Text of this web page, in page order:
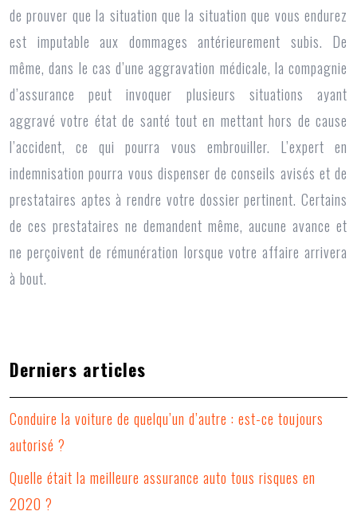
de prouver que la situation que la situation que vous endurez
est imputable aux dommages antérieurement subis. De
même, dans le cas d’une aggravation médicale, la compagnie
d’assurance peut invoquer plusieurs situations ayant
aggravé votre état de santé tout en mettant hors de cause
l’accident, ce qui pourra vous embrouiller. L’expert en
indemnisation pourra vous dispenser de conseils avisés et de
prestataires aptes à rendre votre dossier pertinent. Certains
de ces prestataires ne demandent même, aucune avance et
ne perçoivent de rémunération lorsque votre affaire arrivera
à bout.
Derniers articles
Conduire la voiture de quelqu’un d’autre : est-ce toujours
autorisé ?
Quelle était la meilleure assurance auto tous risques en
2020 ?